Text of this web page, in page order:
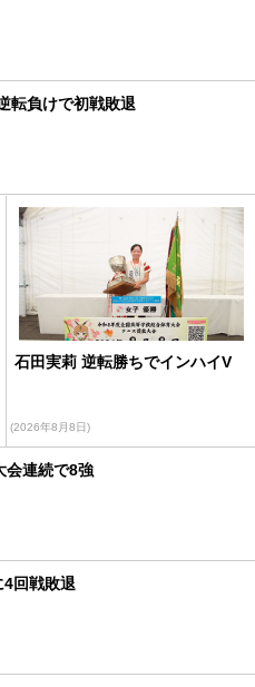
転負けで初戦敗退
石田実莉 逆転勝ちでインハイV
(2026年8月8日)
会連続で8強
回戦敗退